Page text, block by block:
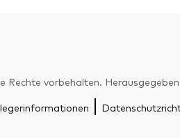
vorbehalten.